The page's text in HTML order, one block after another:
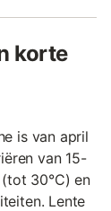
korte
is van april
van 15-
30°C) en
Lente